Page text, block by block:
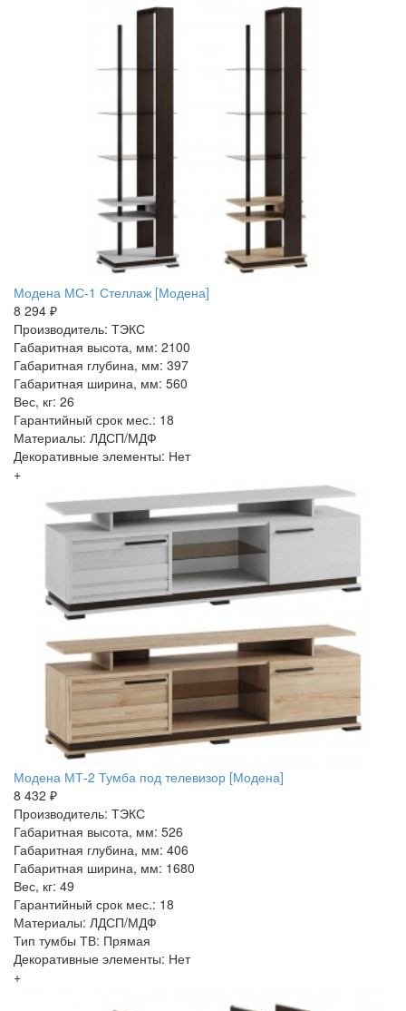
Модена МС-1 Стеллаж [Модена]
8 294 ₽
Производитель: ТЭКС
Габаритная высота, мм: 2100
Габаритная глубина, мм: 397
Габаритная ширина, мм: 560
Вес, кг: 26
Гарантийный срок мес.: 18
Материалы: ЛДСП/МДФ
Декоративные элементы: Нет
+
Модена МТ-2 Тумба под телевизор [Модена]
8 432 ₽
Производитель: ТЭКС
Габаритная высота, мм: 526
Габаритная глубина, мм: 406
Габаритная ширина, мм: 1680
Вес, кг: 49
Гарантийный срок мес.: 18
Материалы: ЛДСП/МДФ
Тип тумбы ТВ: Прямая
Декоративные элементы: Нет
+